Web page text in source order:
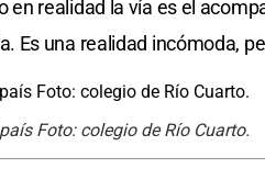
realidad la vía es el
Es una realidad incómoda,
Foto: colegio de Río Cuarto.